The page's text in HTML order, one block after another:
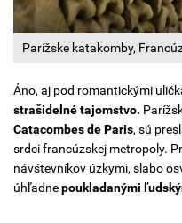
Parížske katakomby,
Áno, aj pod romantickými
strašidelné tajomstvo.
Catacombes de Paris, sú
srdci francúzskej metropoly.
návštevníkov úzkymi, slabo
úhľadnepoukladanými